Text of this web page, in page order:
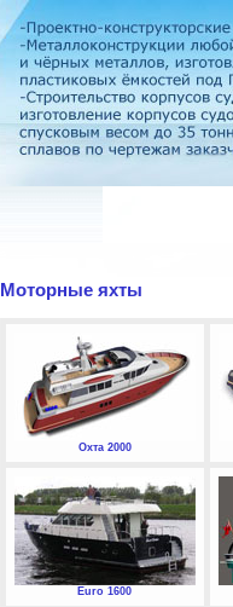
Моторные яхты
Охта 2000
Euro 1600